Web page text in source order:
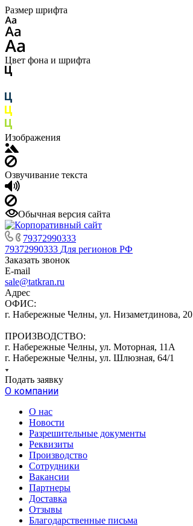
Размер шрифта
Цвет фона и шрифта
Изображения
Озвучивание текста
Обычная версия сайта
79372990333
79372990333 Для регионов РФ
Заказать звонок
E-mail
sale@tatkran.ru
Адрес
ОФИС:
г. Набережные Челны, ул. Низаметдинова, 20
ПРОИЗВОДСТВО:
г. Набережные Челны, ул. Моторная, 11А
г. Набережные Челны, ул. Шлюзная, 64/1
Подать заявку
О компании
О нас
Новости
Разрешительные документы
Реквизиты
Производство
Сотрудники
Вакансии
Партнеры
Доставка
Отзывы
Благодарственные письма